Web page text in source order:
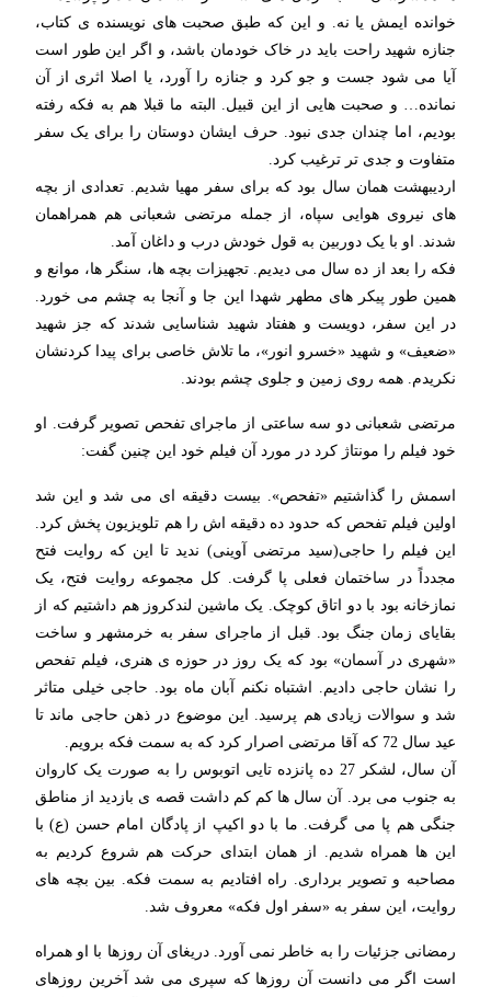
خوانده ایمش یا نه. و این که طبق صحبت های نویسنده ی کتاب،
جنازه شهید راحت باید در خاک خودمان باشد، و اگر این طور است
آیا می شود جست و جو کرد و جنازه را آورد، یا اصلا اثری از آن
نمانده… و صحبت هایی از این قبیل. البته ما قبلا هم به فکه رفته
بودیم، اما چندان جدی نبود. حرف ایشان دوستان را برای یک سفر
متفاوت و جدی تر ترغیب کرد.
اردیبهشت همان سال بود که برای سفر مهیا شدیم. تعدادی از بچه
های نیروی هوایی سپاه، از جمله مرتضی شعبانی هم همراهمان
شدند. او با یک دوربین به قول خودش درب و داغان آمد.
فکه را بعد از ده سال می دیدیم. تجهیزات بچه ها، سنگر ها، موانع و
همین طور پیکر های مطهر شهدا این جا و آنجا به چشم می خورد.
در این سفر، دویست و هفتاد شهید شناسایی شدند که جز شهید
«ضعیف» و شهید «خسرو انور»، ما تلاش خاصی برای پیدا کردنشان
نکریدم. همه روی زمین و جلوی چشم بودند.
مرتضی شعبانی دو سه ساعتی از ماجرای تفحص تصویر گرفت. او
خود فیلم را مونتاژ کرد در مورد آن فیلم خود این چنین گفت:
اسمش را گذاشتیم «تفحص». بیست دقیقه ای می شد و این شد
اولین فیلم تفحص که حدود ده دقیقه اش را هم تلویزیون پخش کرد.
این فیلم را حاجی(سید مرتضی آوینی) ندید تا این که روایت فتح
مجدداً در ساختمان فعلی پا گرفت. کل مجموعه روایت فتح، یک
نمازخانه بود با دو اتاق کوچک. یک ماشین لندکروز هم داشتیم که از
بقایای زمان جنگ بود. قبل از ماجرای سفر به خرمشهر و ساخت
«شهری در آسمان» بود که یک روز در حوزه ی هنری، فیلم تفحص
را نشان حاجی دادیم. اشتباه نکنم آبان ماه بود. حاجی خیلی متاثر
شد و سوالات زیادی هم پرسید. این موضوع در ذهن حاجی ماند تا
عید سال 72 که آقا مرتضی اصرار کرد که به سمت فکه برویم.
آن سال، لشکر 27 ده پانزده تایی اتوبوس را به صورت یک کاروان
به جنوب می برد. آن سال ها کم کم داشت قصه ی بازدید از مناطق
جنگی هم پا می گرفت. ما با دو اکیپ از پادگان امام حسن (ع) با
این ها همراه شدیم. از همان ابتدای حرکت هم شروع کردیم به
مصاحبه و تصویر برداری. راه افتادیم به سمت فکه. بین بچه های
روایت، این سفر به «سفر اول فکه» معروف شد.
رمضانی جزئیات را به خاطر نمی آورد. دریغای آن روزها با او همراه
است اگر می دانست آن روزها که سپری می شد آخرین روزهای